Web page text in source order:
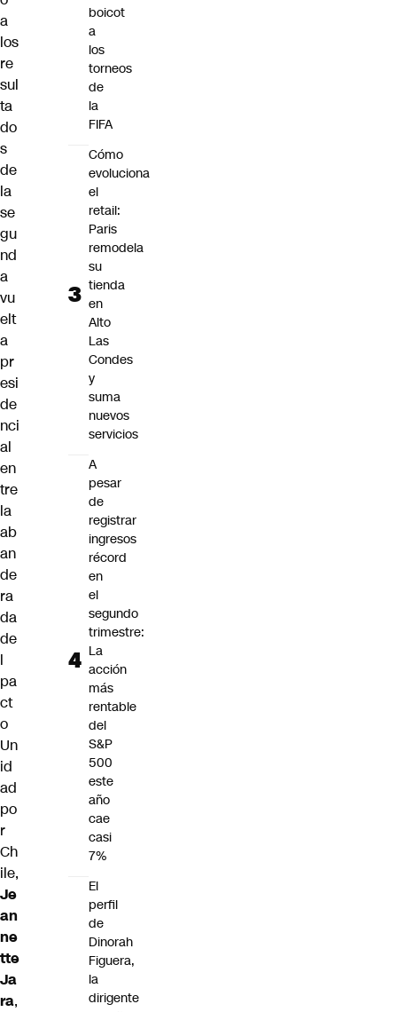
a
los
re
sul
ta
do
s
de
la
se
gu
nd
a
vu
elt
a
pr
esi
de
nci
al
en
tre
la
ab
an
de
ra
da
de
l
pa
ct
o
Un
id
ad
po
r
Ch
ile,
Je
an
ne
tte
Ja
ra,
boicot
a
los
torneos
de
la
FIFA
Cómo
evoluciona
el
retail:
Paris
remodela
su
tienda
en
Alto
Las
Condes
y
suma
nuevos
servicios
A
pesar
de
registrar
ingresos
récord
en
el
segundo
trimestre:
La
acción
más
rentable
del
S&P
500
este
año
cae
casi
7%
El
perfil
de
Dinorah
Figuera,
la
dirigente